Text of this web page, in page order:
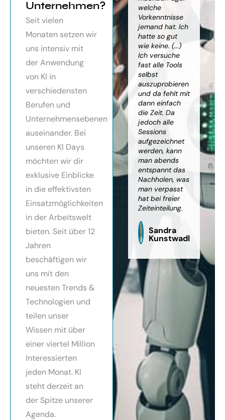
Unternehmen?
Seit vielen
Monaten setzen wir
uns intensiv mit
der Anwendung
von KI in
verschiedensten
Berufen und
Unternehmensebenen
auseinander. Bei
unseren KI Days
möchten wir dir
exklusive Einblicke
in die effektivsten
Einsatzmöglichkeiten
in der Arbeitswelt
bieten. Seit über 12
Jahren
beschäftigen wir
uns mit den
neuesten Trends &
Technologien und
teilen unser
Wissen mit über
einer viertel Million
Interessierten
jeden Monat. KI
steht derzeit an
der Spitze unserer
Agenda.
sehr
die
von KI
von
Elisabeth
toller Überblick
über alles, was
mit kleinem
Ausblick.
Auf alle Fragen
teilweise
wurden für
Probleme noch
Anleitungen
bereitgestellt.
Monika
Vietz
welche
Vorkenntnisse
jemand hat. Ich
hatte so gut
wie keine. (...)
Ich versuche
fast alle Tools
selbst
auszuprobieren
und da fehlt mit
dann einfach
die Zeit. Da
jedoch alle
Sessions
aufgezeichnet
werden, kann
man abends
entspannt das
Nachholen, was
man verpasst
hat bei freier
Zeiteinteilung.
Sandra
Kunstwadl
zu